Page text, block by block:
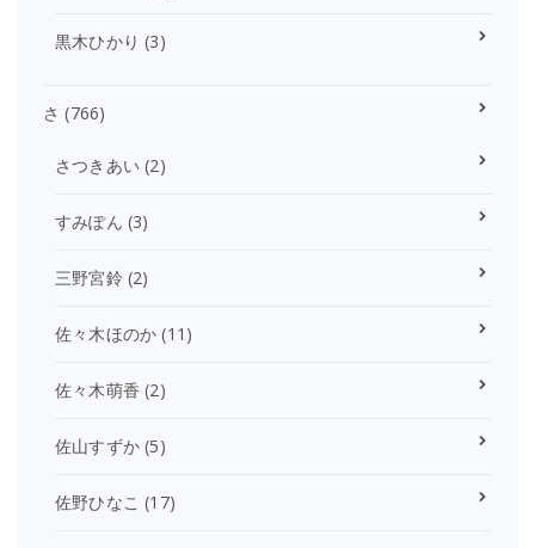
黒木ひかり (3)
さ (766)
さつきあい (2)
すみぽん (3)
三野宮鈴(2)
佐々木ほのか (11)
佐々木萌香 (2)
佐山すずか (5)
佐野ひなこ (17)